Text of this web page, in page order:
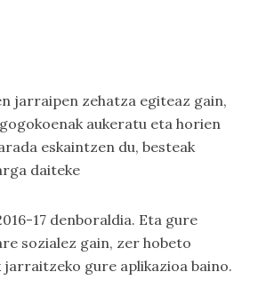
jarraipen zehatza egiteaz gain,
aukeratu eta horien
eskaintzen du, besteak
daiteke
17 denboraldia. Eta gure
sozialez gain, zer hobeto
jarraitzeko gure aplikazioa baino.